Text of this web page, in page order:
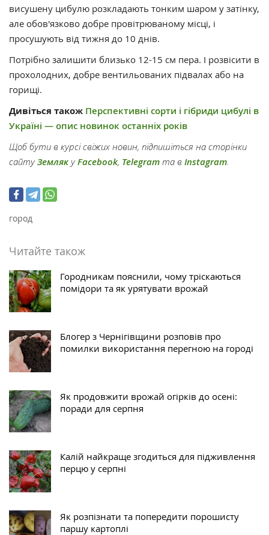
висушену цибулю розкладають тонким шаром у затінку,
але обов'язково добре провітрюваному місці, і
просушують від тижня до 10 днів.
Потрібно залишити близько 12-15 см пера. І розвісити в
прохолодних, добре вентильованих підвалах або на
горищі.
Дивіться також Перспективні сорти і гібриди цибулі в
Україні — опис новинок останніх років
Щоб бути в курсі свіжих новин, підпишіться на сторінки
сайтуЗемлякуFacebook, Telegram та в Instagram
город
Читайте також
Городникам пояснили, чому тріскаються
помідори та як урятувати врожай
Блогер з Чернігівщини розповів про
помилки використання перегною на городі
Як продовжити врожай огірків до осені:
поради для серпня
Калій найкраще згодиться для підживлення
перцю у серпні
Як розпізнати та попередити порошисту
паршу картоплі